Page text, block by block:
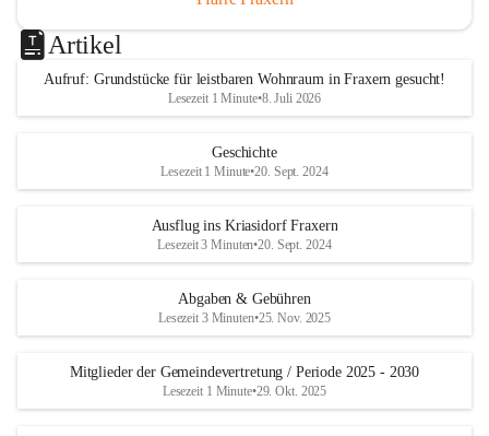
Artikel
Aufruf: Grundstücke für leistbaren Wohnraum in Fraxern gesucht!
Lesezeit 1 Minute•8. Juli 2026
Geschichte
Lesezeit 1 Minute•20. Sept. 2024
Ausflug ins Kriasidorf Fraxern
Lesezeit 3 Minuten•20. Sept. 2024
Abgaben & Gebühren
Lesezeit 3 Minuten•25. Nov. 2025
Mitglieder der Gemeindevertretung / Periode 2025 - 2030
Lesezeit 1 Minute•29. Okt. 2025